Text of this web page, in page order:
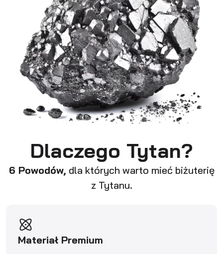
Dlaczego Tytan?
6 Powodów, dla których warto mieć biżuterię
z Tytanu.
Materiał Premium